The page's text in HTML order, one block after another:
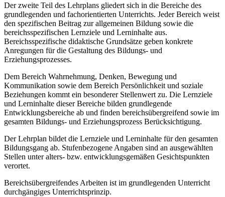
Der zweite Teil des Lehrplans gliedert sich in die Bereiche des
grundlegenden und fachorientierten Unterrichts. Jeder Bereich weist
den spezifischen Beitrag zur allgemeinen Bildung sowie die
bereichsspezifischen Lernziele und Lerninhalte aus.
Bereichsspezifische didaktische Grundsätze geben konkrete
Anregungen für die Gestaltung des Bildungs- und
Erziehungsprozesses.
Dem Bereich Wahrnehmung, Denken, Bewegung und
Kommunikation sowie dem Bereich Persönlichkeit und soziale
Beziehungen kommt ein besonderer Stellenwert zu. Die Lernziele
und Lerninhalte dieser Bereiche bilden grundlegende
Entwicklungsbereiche ab und finden bereichsübergreifend sowie im
gesamten Bildungs- und Erziehungsprozess Berücksichtigung.
Der Lehrplan bildet die Lernziele und Lerninhalte für den gesamten
Bildungsgang ab. Stufenbezogene Angaben sind an ausgewählten
Stellen unter alters- bzw. entwicklungsgemäßen Gesichtspunkten
verortet.
Bereichsübergreifendes Arbeiten ist im grundlegenden Unterricht
durchgängiges Unterrichtsprinzip.